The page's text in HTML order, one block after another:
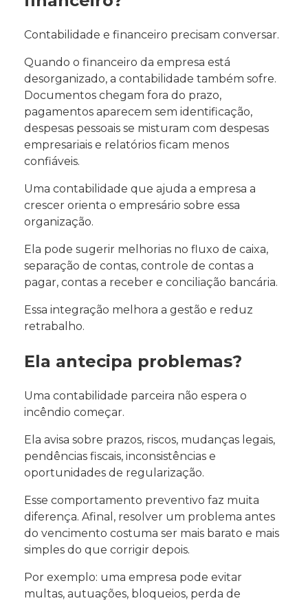
Contabilidade e financeiro precisam conversar.
Quando o financeiro da empresa está
desorganizado, a contabilidade também sofre.
Documentos chegam fora do prazo,
pagamentos aparecem sem identificação,
despesas pessoais se misturam com despesas
empresariais e relatórios ficam menos
confiáveis.
Uma contabilidade que ajuda a empresa a
crescer orienta o empresário sobre essa
organização.
Ela pode sugerir melhorias no fluxo de caixa,
separação de contas, controle de contas a
pagar, contas a receber e conciliação bancária.
Essa integração melhora a gestão e reduz
retrabalho.
Ela antecipa problemas?
Uma contabilidade parceira não espera o
incêndio começar.
Ela avisa sobre prazos, riscos, mudanças legais,
pendências fiscais, inconsistências e
oportunidades de regularização.
Esse comportamento preventivo faz muita
diferença. Afinal, resolver um problema antes
do vencimento costuma ser mais barato e mais
simples do que corrigir depois.
Por exemplo: uma empresa pode evitar
multas, autuações, bloqueios, perda de